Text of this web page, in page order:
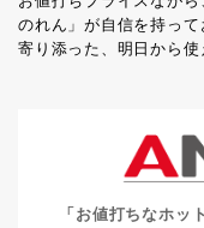
のれん」が自信を持って
寄り添った、明日から使
「お値打ちなホッ